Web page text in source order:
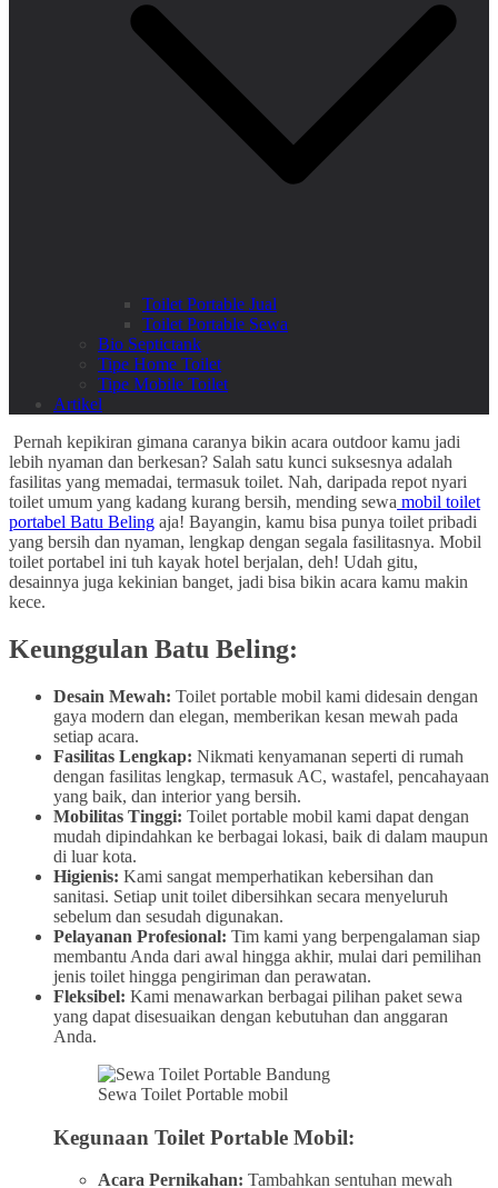
Toilet Portable Jual
Toilet Portable Sewa
Bio Septictank
Tipe Home Toilet
Tipe Mobile Toilet
Artikel
Pernah kepikiran gimana caranya bikin acara outdoor kamu jadi
lebih nyaman dan berkesan? Salah satu kunci suksesnya adalah
fasilitas yang memadai, termasuk toilet. Nah, daripada repot nyari
toilet umum yang kadang kurang bersih, mending sewa mobil toilet
portabel Batu Beling aja! Bayangin, kamu bisa punya toilet pribadi
yang bersih dan nyaman, lengkap dengan segala fasilitasnya. Mobil
toilet portabel ini tuh kayak hotel berjalan, deh! Udah gitu,
desainnya juga kekinian banget, jadi bisa bikin acara kamu makin
kece.
Keunggulan Batu Beling:
Desain Mewah: Toilet portable mobil kami didesain dengan
gaya modern dan elegan, memberikan kesan mewah pada
setiap acara.
Fasilitas Lengkap: Nikmati kenyamanan seperti di rumah
dengan fasilitas lengkap, termasuk AC, wastafel, pencahayaan
yang baik, dan interior yang bersih.
Mobilitas Tinggi: Toilet portable mobil kami dapat dengan
mudah dipindahkan ke berbagai lokasi, baik di dalam maupun
di luar kota.
Higienis: Kami sangat memperhatikan kebersihan dan
sanitasi. Setiap unit toilet dibersihkan secara menyeluruh
sebelum dan sesudah digunakan.
Pelayanan Profesional: Tim kami yang berpengalaman siap
membantu Anda dari awal hingga akhir, mulai dari pemilihan
jenis toilet hingga pengiriman dan perawatan.
Fleksibel: Kami menawarkan berbagai pilihan paket sewa
yang dapat disesuaikan dengan kebutuhan dan anggaran
Anda.
Sewa Toilet Portable mobil
Kegunaan Toilet Portable Mobil:
Acara Pernikahan: Tambahkan sentuhan mewah